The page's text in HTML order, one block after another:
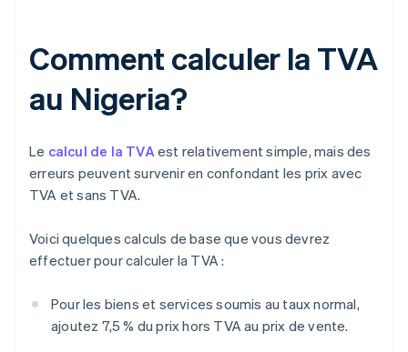
Comment calculer la TVA
au Nigeria?
Le calcul de la TVAest relativement simple, mais des
erreurs peuvent survenir en confondant les prix avec
TVA et sans TVA.
Voici quelques calculs de base que vous devrez
effectuer pour calculer la TVA :
Pour les biens et services soumis au taux normal,
ajoutez 7,5 % du prix hors TVA au prix de vente.